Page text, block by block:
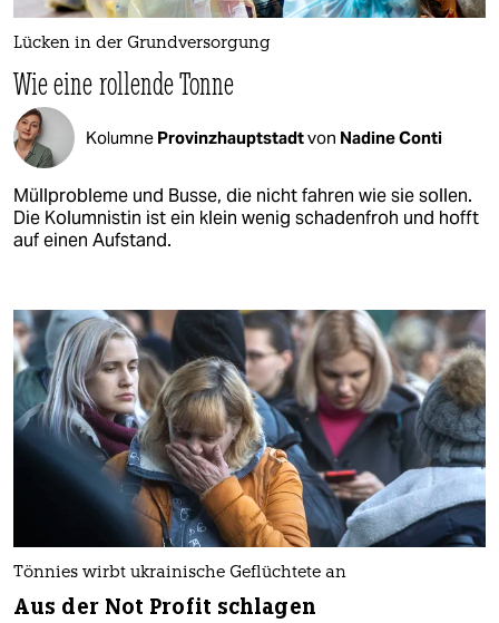
Lücken in der Grundversorgung
Wie eine rollende Tonne
Kolumne Provinzhauptstadtvon Nadine Conti
Müllprobleme und Busse, die nicht fahren wie sie sollen.
Die Kolumnistin ist ein klein wenig schadenfroh und hofft
auf einen Aufstand.
Tönnies wirbt ukrainische Geflüchtete an
Aus der Not Profit schlagen